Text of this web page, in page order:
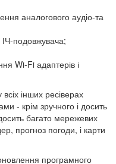
аналогового аудіо-та
подовжувача;
Wi-Fi адаптерів і
інших ресіверах
- крім зручного і досить
багато мережевих
прогноз погоди, і карти
програмного